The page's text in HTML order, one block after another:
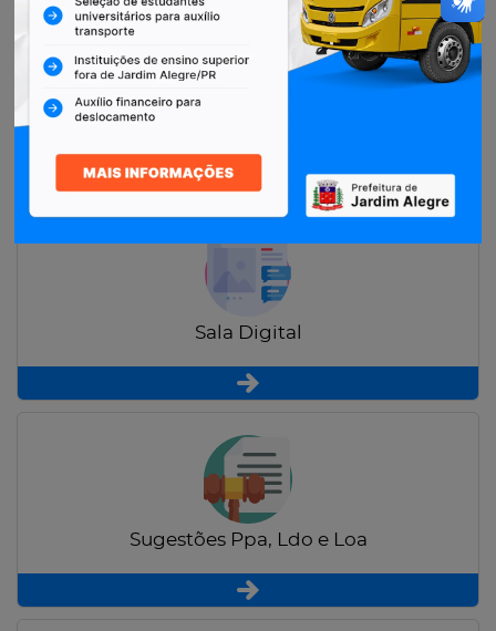
Restituição de Contribuintes
Sala Digital
Sugestões Ppa, Ldo e Loa